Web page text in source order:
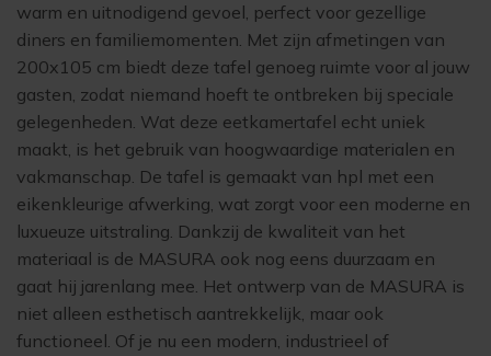
warm en uitnodigend gevoel, perfect voor gezellige
diners en familiemomenten. Met zijn afmetingen van
200x105 cm biedt deze tafel genoeg ruimte voor al jouw
gasten, zodat niemand hoeft te ontbreken bij speciale
gelegenheden. Wat deze eetkamertafel echt uniek
maakt, is het gebruik van hoogwaardige materialen en
vakmanschap. De tafel is gemaakt van hpl met een
eikenkleurige afwerking, wat zorgt voor een moderne en
luxueuze uitstraling. Dankzij de kwaliteit van het
materiaal is de MASURA ook nog eens duurzaam en
gaat hij jarenlang mee. Het ontwerp van de MASURA is
niet alleen esthetisch aantrekkelijk, maar ook
functioneel. Of je nu een modern, industrieel of